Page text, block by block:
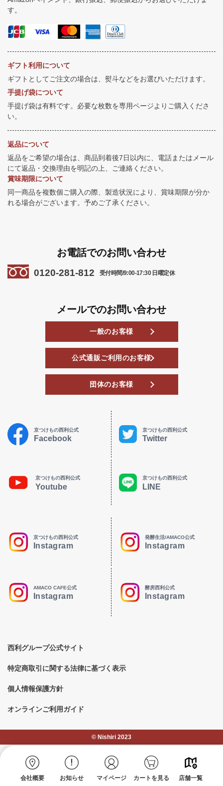
会社概要 お知らせ マイページ カートを見る 店舗一覧
す。
ギフト利用について
ギフトとしてご注文の場合は、熨斗などをお選びいただけます。
手提げ袋について
手提げ袋は有料です。必要な枚数を専用ページよりご購入くださ
い。
返品について
返品をご希望の場合は、商品到着後7日以内に、電話またはメール
にて返品・交換理由を明記の上、ご連絡ください。
賞味期限について
同一商品を複数個ご購入の際、製造状況により、賞味期限が分か
れる場合がございます。予めご了承ください。
お電話でのお問い合わせ
0120-281-812 受付時間/9:00-17:30 日曜定休
メールでのお問い合わせ
一般のお客様
公式通販ご利用のお客様
団体のお客様
京つけもの西利公式
Facebook
京つけもの西利公式
Twitter
京つけもの西利公式
Youtube
京つけもの西利公式
LINE
京つけもの西利公式
Instagram
発酵生活/AMACO公式
Instagram
AMACO CAFE公式
Instagram
酵房西利公式
Instagram
西利グループ公式サイト
特定商取引に関する法律に基づく表示
個人情報保護方針
オンラインご利用ガイド
©︎ Nishiri 2023